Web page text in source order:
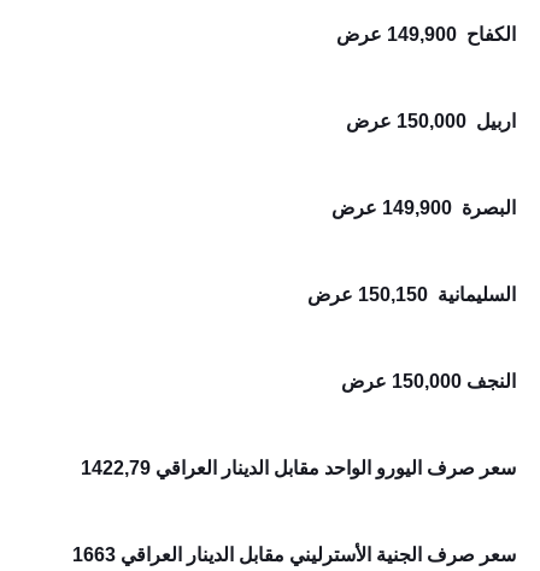
الكفاح 149,900 عرض
اربيل 150,000 عرض
البصرة 149,900 عرض
السليمانية 150,150 عرض
النجف 150,000 عرض
سعر صرف اليورو الواحد مقابل الدينار العراقي 1422,79
سعر صرف الجنية الأسترليني مقابل الدينار العراقي 1663